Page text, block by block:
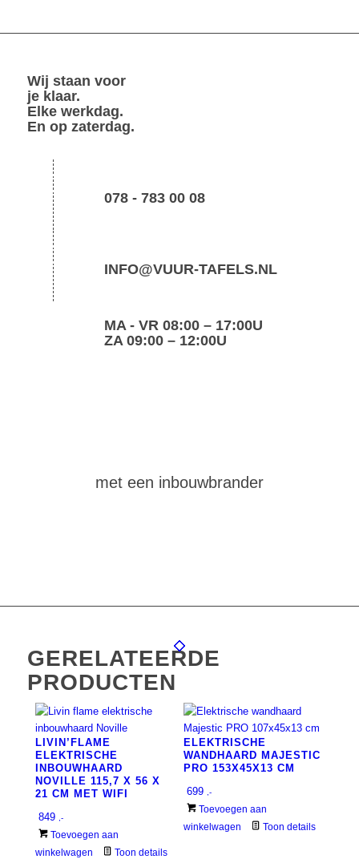
Wij staan voor
je klaar.
Elke werkdag.
En op zaterdag.
078 - 783 00 08
INFO@VUUR-TAFELS.NL
MA - VR 08:00 – 17:00U
ZA 09:00 – 12:00U
met een inbouwbrander
GERELATEERDE
PRODUCTEN
LIVIN’FLAME
ELEKTRISCHE
INBOUWHAARD
NOVILLE 115,7 X 56 X
21 CM MET WIFI
849
,-
Toevoegen aan
winkelwagen
Toon details
ELEKTRISCHE
WANDHAARD MAJESTIC
PRO 153X45X13 CM
699
,-
Toevoegen aan
winkelwagen
Toon details